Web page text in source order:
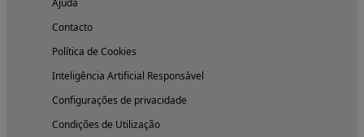
Ajuda
Contacto
Política de Cookies
Inteligência Artificial Responsável
Configurações de privacidade
Condições de Utilização